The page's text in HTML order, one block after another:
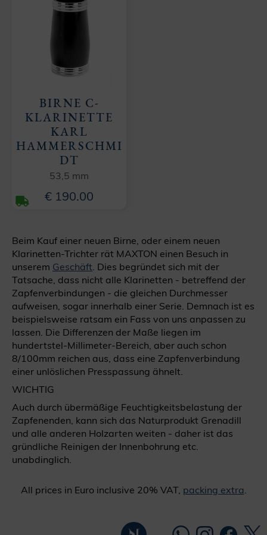
BIRNE C-
KLARINETTE
KARL
HAMMERSCHMI
DT
53,5 mm
€ 190.00
Beim Kauf einer neuen Birne, oder einem neuen
Klarinetten-Trichter rät MAXTON einen Besuch in
unserem Geschäft. Dies begründet sich mit der
Tatsache, dass nicht alle Klarinetten - betreffend der
Zapfenverbindungen - die gleichen Durchmesser
aufweisen, sogar innerhalb einer Serie. Demnach ist es
beispielsweise ratsam ein Fass von uns anpassen zu
lassen. Die Differenzen der Maße liegen im
hundertstel-Millimeter-Bereich, aber auch schon
8/100mm reichen aus, dass eine Zapfenverbindung
einer unlöslichen Presspassung ähnelt.
WICHTIG
Auch durch übermäßige Feuchtigkeitsbelastung der
Zapfenenden, kann sich das Naturprodukt Grenadill
und alle anderen Holzarten weiten - daher ist das
gründliche Reinigen der Innenbohrung etc.
unabdinglich.
All prices in Euro inclusive 20% VAT, packing extra.